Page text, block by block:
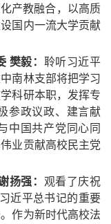
产教融合，以高质
国内一流大学贡献
樊毅： 聆听习近平
南林支部将把学习
科研本职，发挥专
参政议政、建言献
中国共产党同心同
业贡献高校民主党
扬强： 观看了庆祝
近平总书记的重要
作为新时代高校法